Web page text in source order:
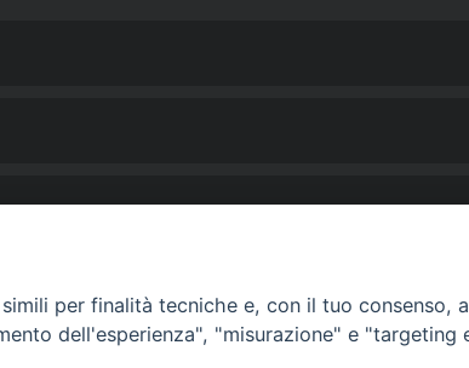
per finalità tecniche e, con il tuo consenso,
dell'esperienza", "misurazione" e